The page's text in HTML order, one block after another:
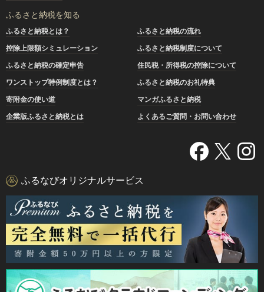
ふるさと納税を知る
ふるさと納税とは？
ふるさと納税の流れ
控除上限額シミュレーション
ふるさと納税制度について
ふるさと納税の確定申告
住民税・所得税の控除について
ワンストップ特例制度とは？
ふるさと納税のお礼特典
寄附金の使い道
マンガふるさと納税
企業版ふるさと納税とは
よくあるご質問・お問い合わせ
ふるなびオリジナルサービス